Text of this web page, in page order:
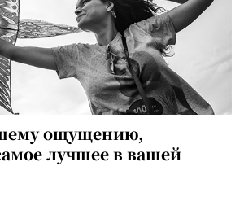
ощущению,
лучшее в вашей